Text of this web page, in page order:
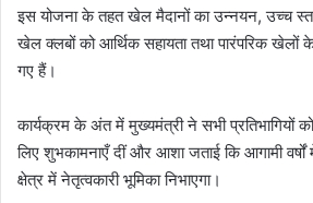
इस योजना के तहत खेल मैदानों का उन्नयन, उच्च
खेल क्लबों को आर्थिक सहायता तथा पारंपरिक खेलों
गए हैं।
कार्यक्रम के अंत में मुख्यमंत्री ने सभी प्रतिभागियों को
लिए शुभकामनाएँ दीं और आशा जताई कि आगामी
क्षेत्र में नेतृत्वकारी भूमिका निभाएगा।